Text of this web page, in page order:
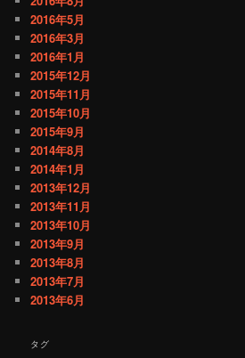
2016年5月
2016年3月
2016年1月
2015年12月
2015年11月
2015年10月
2015年9月
2014年8月
2014年1月
2013年12月
2013年11月
2013年10月
2013年9月
2013年8月
2013年7月
2013年6月
タグ